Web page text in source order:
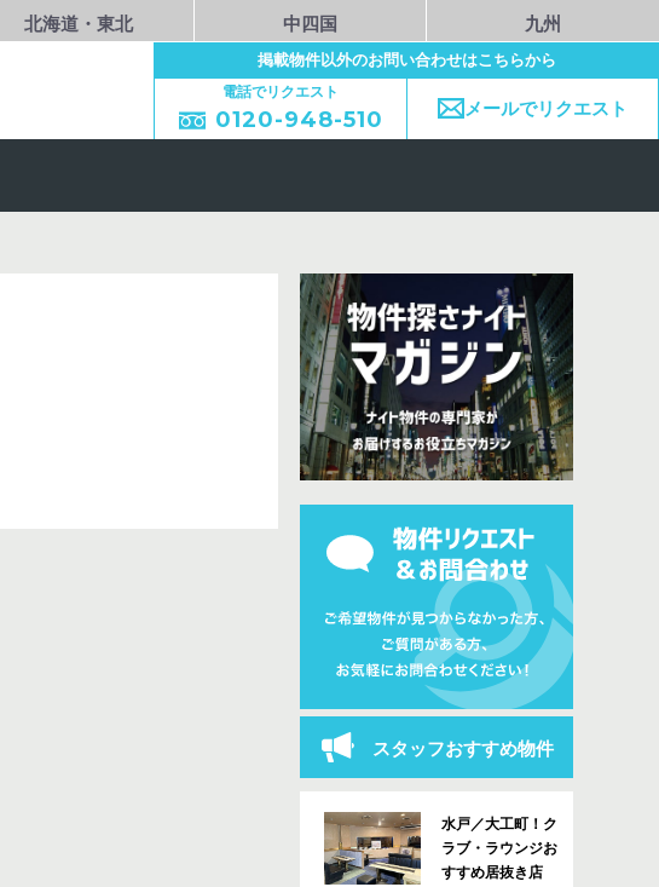
北海道・東北 中四国 九州
掲載物件以外のお問い合わせはこちらから
電話でリクエスト
0120-948-510 メールでリクエスト
スタッフおすすめ物件
水戸／大工町！ク
ラブ・ラウンジお
すすめ居抜き店